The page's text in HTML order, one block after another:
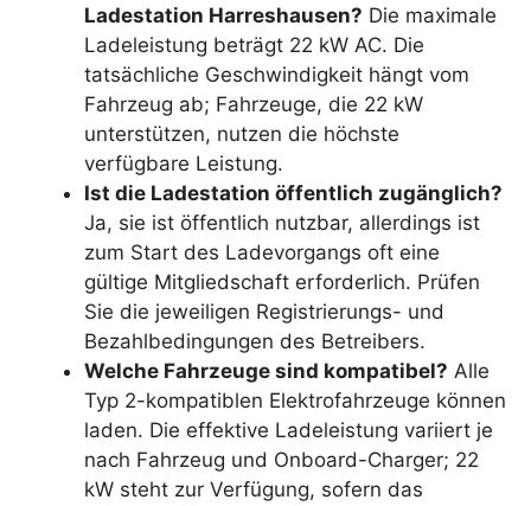
Ladestation Harreshausen? Die maximale
Ladeleistung beträgt 22 kW AC. Die
tatsächliche Geschwindigkeit hängt vom
Fahrzeug ab; Fahrzeuge, die 22 kW
unterstützen, nutzen die höchste
verfügbare Leistung.
Ist die Ladestation öffentlich zugänglich?
Ja, sie ist öffentlich nutzbar, allerdings ist
zum Start des Ladevorgangs oft eine
gültige Mitgliedschaft erforderlich. Prüfen
Sie die jeweiligen Registrierungs- und
Bezahlbedingungen des Betreibers.
Welche Fahrzeuge sind kompatibel? Alle
Typ 2-kompatiblen Elektrofahrzeuge können
laden. Die effektive Ladeleistung variiert je
nach Fahrzeug und Onboard-Charger; 22
kW steht zur Verfügung, sofern das